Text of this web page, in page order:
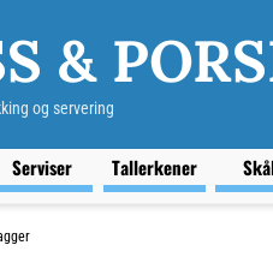
&
og servering
Serviser Tallerkener